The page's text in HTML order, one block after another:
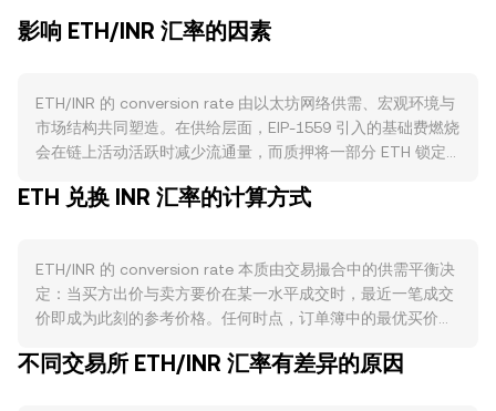
影响 ETH/INR 汇率的因素
ETH/INR 的 conversion rate 由以太坊网络供需、宏观环境与
市场结构共同塑造。在供给层面，EIP-1559 引入的基础费燃烧
会在链上活动活跃时减少流通量，而质押将一部分 ETH 锁定
“减半”事件，其净发行更多取决于网络手续费与验证者收益动
链桥流量增长通常提升对 ETH 的消耗与持有意愿。宏观与相
关性层面，ETH 通常与 BTC 的方向高度相关，广义加密市场
的风险偏好变化会短期主导走势；同时，INR 的强弱、印度通
传导到 ETH/INR。监管事件亦会带来突发性影响，例如美国对
ETH 兑换 INR 汇率的计算方式
ETH/INR 的 conversion rate 本质由交易撮合中的供需平衡决
定：当买方出价与卖方要价在某一水平成交时，最近一笔成交
价即成为此刻的参考价格。任何时点，订单簿中的最优买价
均值可作为中间价参考。在多家平台之间，数据聚合方常计算
不同交易所 ETH/INR 汇率有差异的原因